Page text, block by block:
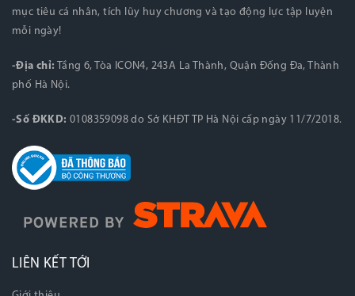
mục tiêu cá nhân, tích lũy huy chương và tạo động lực tập luyện
mỗi ngày!
-Địa chỉ: Tầng 6, Tòa ICON4, 243A La Thành, Quận Đống Đa, Thành
phố Hà Nội.
-Số ĐKKD: 0108359098 do Sở KHĐT TP Hà Nội cấp ngày 11/7/2018.
LIÊN KẾT TỚI